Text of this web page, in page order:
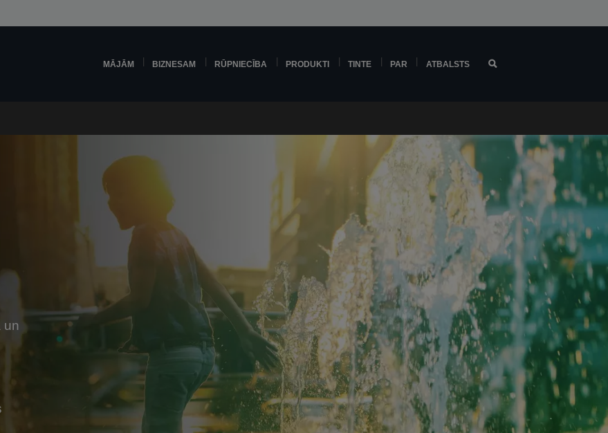
MĀJĀM BIZNESAM RŪPNIECĪBA PRODUKTI TINTE PAR ATBALSTS
un